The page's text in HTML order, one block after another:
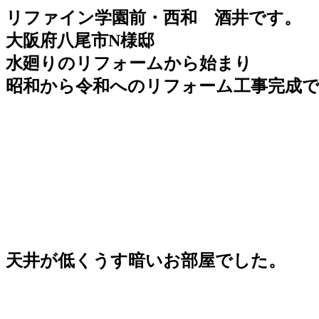
リファイン学園前・西和 酒井です。
大阪府八尾市N様邸
水廻りのリフォームから始まり
昭和から令和へのリフォーム工事完成
天井が低くうす暗いお部屋でした。